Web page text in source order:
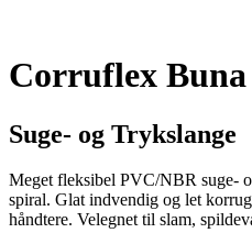
Corruflex Buna
Suge- og Trykslange
Meget fleksibel PVC/NBR suge-
spiral. Glat indvendig og let
håndtere. Velegnet til slam,